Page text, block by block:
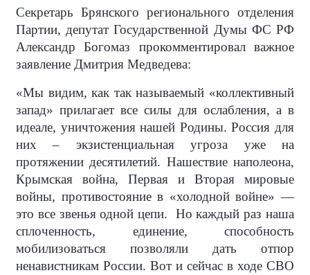
Секретарь Брянского регионального отделения
Партии, депутат Государственной Думы ФС РФ
Александр Богомаз прокомментировал важное
заявление Дмитрия Медведева:
«Мы видим, как так называемый «коллективный
запад» прилагает все силы для ослабления, а в
идеале, уничтожения нашей Родины. Россия для
них – экзистенциальная угроза уже на
протяжении десятилетий. Нашествие наполеона,
Крымская война, Первая и Вторая мировые
войны, противостояние в «холодной войне» —
это все звенья одной цепи.
Но каждый раз наша
сплоченность, единение, способность
мобилизоваться позволяли дать отпор
ненавистникам России. Вот и сейчас в ходе СВО